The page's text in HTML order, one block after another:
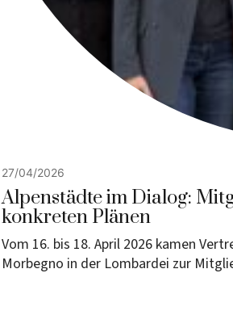
27/04/2026
Alpenstädte im Dialog:
konkreten Plänen
Vom 16. bis 18. April 2026 kamen
Morbegno in der Lombardei zur